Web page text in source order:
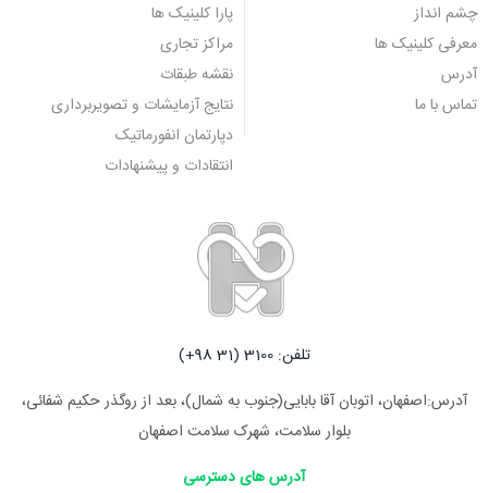
چشم انداز
معرفی کلینیک ها
آدرس
تماس با ما
پارا کلینیک ها
مراکز تجاری
نقشه طبقات
نتایج آزمایشات و تصویربرداری
دپارتمان انفورماتیک
انتقادات و پیشنهادات
تلفن: 3100 (31 98+)
آدرس:اصفهان، اتوبان آقا بابایی(جنوب به شمال)، بعد از روگذر حکیم شفائی،
بلوار سلامت، شهرک سلامت اصفهان
آدرس های دسترسی